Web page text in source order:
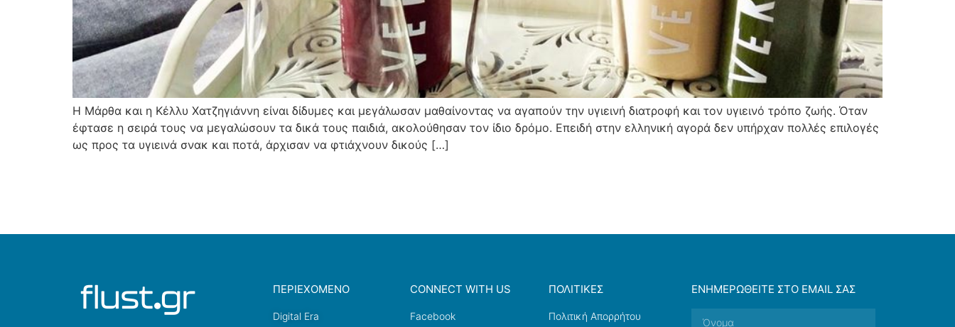
Η Μάρθα και η Κέλλυ Χατζηγιάννη είναι δίδυμες και μεγάλωσαν μαθαίνοντας να αγαπούν την υγιεινή διατροφή και τον υγιεινό τρόπο ζωής. Όταν
έφτασε η σειρά τους να μεγαλώσουν τα δικά τους παιδιά, ακολούθησαν τον ίδιο δρόμο. Επειδή στην ελληνική αγορά δεν υπήρχαν πολλές επιλογές
ως προς τα υγιεινά σνακ και ποτά, άρχισαν να φτιάχνουν δικούς […]
ΠΕΡΙΕΧΟΜΕΝΟ
Digital Era
CONNECT WITH US
Facebook
ΠΟΛΙΤΙΚΕΣ
Πολιτική Απορρήτου
ΕΝΗΜΕΡΩΘΕΊΤΕ ΣΤΟ EMAIL ΣΑΣ